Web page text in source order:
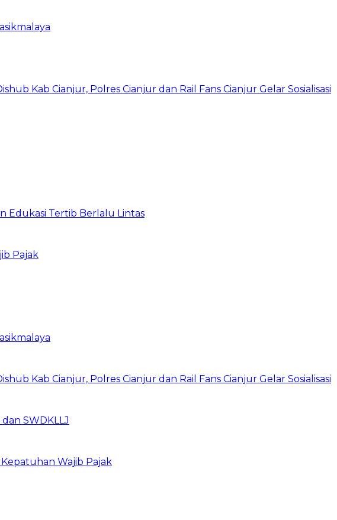
Kab Cianjur, Polres Cianjur dan Rail Fans Cianjur Gelar Sosialisasi
Edukasi Tertib Berlalu Lintas
Pajak
Kab Cianjur, Polres Cianjur dan Rail Fans Cianjur Gelar Sosialisasi
SWDKLLJ
Wajib Pajak